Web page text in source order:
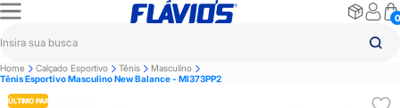
0
Home Calçado Esportivo Tênis
Masculino
Tênis Esportivo Masculino New Balance - Ml373PP2
ÚLTIMO PAR